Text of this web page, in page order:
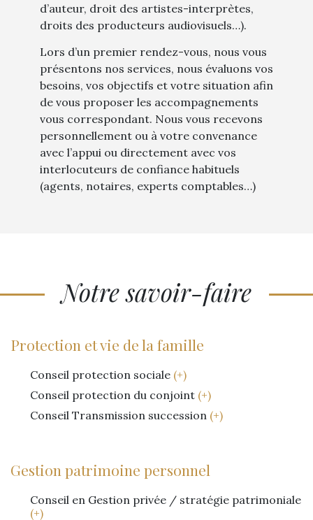
d’auteur, droit des artistes-interprètes,
droits des producteurs audiovisuels…).
Lors d’un premier rendez-vous, nous vous
présentons nos services, nous évaluons vos
besoins, vos objectifs et votre situation afin
de vous proposer les accompagnements
vous correspondant. Nous vous recevons
personnellement ou à votre convenance
avec l’appui ou directement avec vos
interlocuteurs de confiance habituels
(agents, notaires, experts comptables…)
Notre savoir-faire
Protection et vie de la famille
Conseil protection sociale (+)
Conseil protection du conjoint (+)
Conseil Transmission succession (+)
Gestion patrimoine personnel
Conseil en Gestion privée / stratégie patrimoniale
(+)